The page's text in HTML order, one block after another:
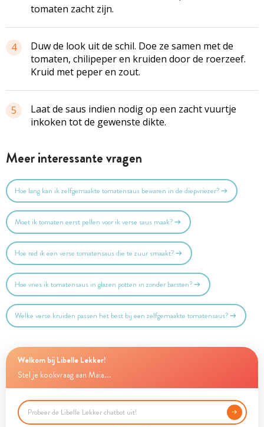
tomaten zacht zijn.
4
Duw de look uit de schil. Doe ze samen met de
tomaten, chilipeper en kruiden door de roerzeef.
Kruid met peper en zout.
5
Laat de saus indien nodig op een zacht vuurtje
inkoken tot de gewenste dikte.
Meer interessante vragen
Hoe lang kan ik zelfgemaakte tomatensaus bewaren in de diepvriezer?
Moet ik tomaten eerst pellen voor ik verse saus maak?
Hoe red ik een verse tomatensaus die te zuur smaakt?
Hoe vries ik tomatensaus in glazen potten in zonder barsten?
Welke verse kruiden passen het best bij een zelfgemaakte tomatensaus?
Welkom bij Libelle Lekker!
Stel je kookvraag aan Maia...